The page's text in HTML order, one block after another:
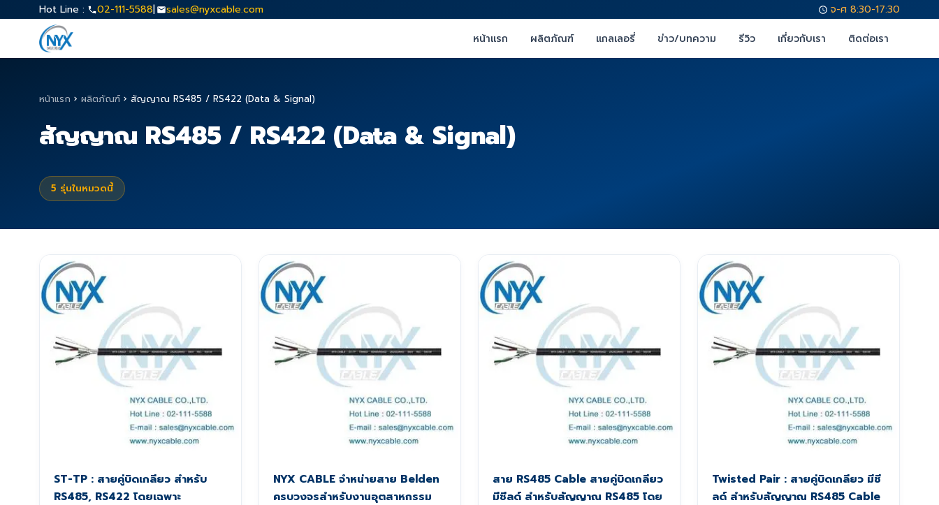
Hot Line : 02-111-5588| sales@nyxcable.com
จ-ศ 8:30-17:30
หน้าแรก
ผลิตภัณฑ์ แกลเลอรี่ ข่าว/บทความ รีวิว เกี่ยวกับเรา ติดต่อเรา
หน้าแรก › ผลิตภัณฑ์ › สัญญาณ RS485 / RS422 (Data & Signal)
สัญญาณ RS485 / RS422 (Data & Signal)
5 รุ่นในหมวดนี้
ST-TP : สายคู่บิดเกลียว สำหรับ
RS485, RS422 โดยเฉพาะ
NYX CABLE จำหน่ายสาย Belden
ครบวงจรสำหรับงานอุตสาหกรรม
สาย RS485 Cable สายคู่บิดเกลียว
มีชีลด์ สำหรับสัญญาณ RS485 โดย
Twisted Pair : สายคู่บิดเกลียว มีชี
ลด์ สำหรับสัญญาณ RS485 Cable